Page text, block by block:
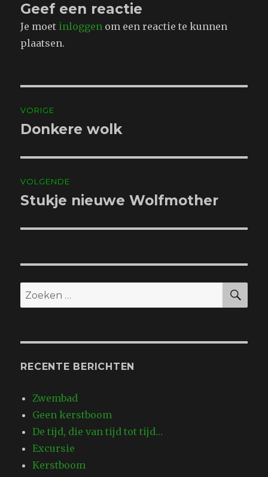
Geef een reactie
Je moet inloggen om een reactie te kunnen
plaatsen.
navigatie
VORIGE
Vorig
Donkere wolk
VOLGENDE
Volgend
Stukje nieuwe Wolfmother
Zoeken
naar:
RECENTE BERICHTEN
Zwembad
Geen kerstboom
De tijd, die van tijd tot tijd…
Excursie
Kerstboom